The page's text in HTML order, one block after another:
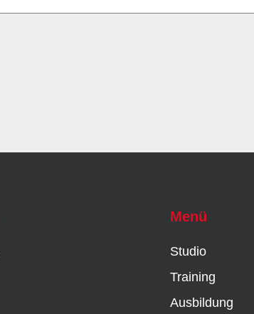
Menü
Studio
Training
Ausbildung